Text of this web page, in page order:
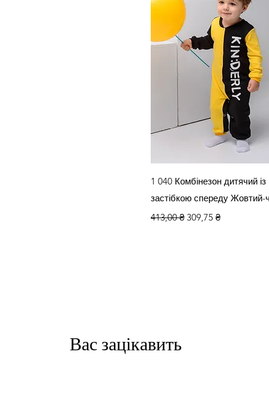
Швидкий перегляд
1 040 Комбінезон дитячий із
застібкою спереду Жовтий-
Звичайна ціна
413,00 ₴ За розпродажем
309,75 ₴
Вас зацікавить